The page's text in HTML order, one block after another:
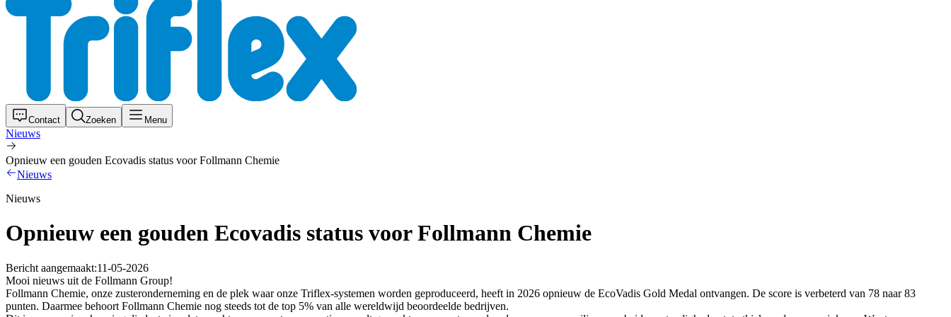
Contact Zoeken Menu
Nieuws
Opnieuw een gouden Ecovadis status voor Follmann Chemie
Nieuws
Nieuws
Opnieuw een gouden Ecovadis status voor Follmann Chemie
Bericht aangemaakt:11-05-2026
Mooi nieuws uit de Follmann Group!
Follmann Chemie, onze zusteronderneming en de plek waar onze Triflex-systemen worden geproduceerd, heeft in 2026 opnieuw de EcoVadis Gold Medal ontvangen. De score is verbeterd van 78 naar 83
punten. Daarmee behoort Follmann Chemie nog steeds tot de top 5% van alle wereldwijd beoordeelde bedrijven.